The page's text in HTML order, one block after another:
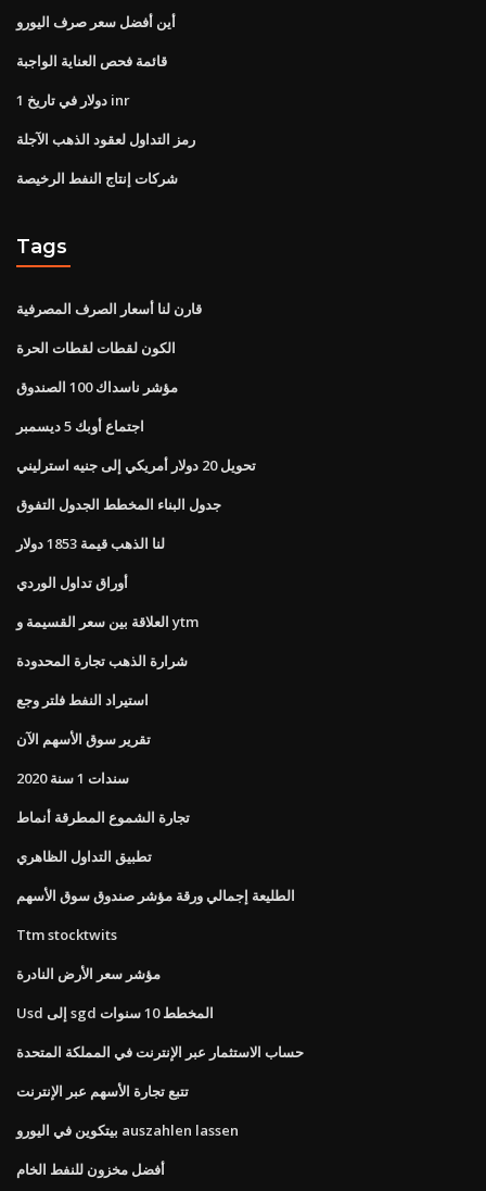
أين أفضل سعر صرف اليورو
قائمة فحص العناية الواجبة
1 دولار في تاريخ inr
رمز التداول لعقود الذهب الآجلة
شركات إنتاج النفط الرخيصة
Tags
قارن لنا أسعار الصرف المصرفية
الكون لقطات لقطات الحرة
مؤشر ناسداك 100 الصندوق
اجتماع أوبك 5 ديسمبر
تحويل 20 دولار أمريكي إلى جنيه استرليني
جدول البناء المخطط الجدول التفوق
لنا الذهب قيمة 1853 دولار
أوراق تداول الوردي
العلاقة بين سعر القسيمة و ytm
شرارة الذهب تجارة المحدودة
استيراد النفط فلتر وجع
تقرير سوق الأسهم الآن
سندات 1 سنة 2020
تجارة الشموع المطرقة أنماط
تطبيق التداول الظاهري
الطليعة إجمالي ورقة مؤشر صندوق سوق الأسهم
Ttm stocktwits
مؤشر سعر الأرض النادرة
Usd إلى sgd المخطط 10 سنوات
حساب الاستثمار عبر الإنترنت في المملكة المتحدة
تتبع تجارة الأسهم عبر الإنترنت
بيتكوين في اليورو auszahlen lassen
أفضل مخزون للنفط الخام